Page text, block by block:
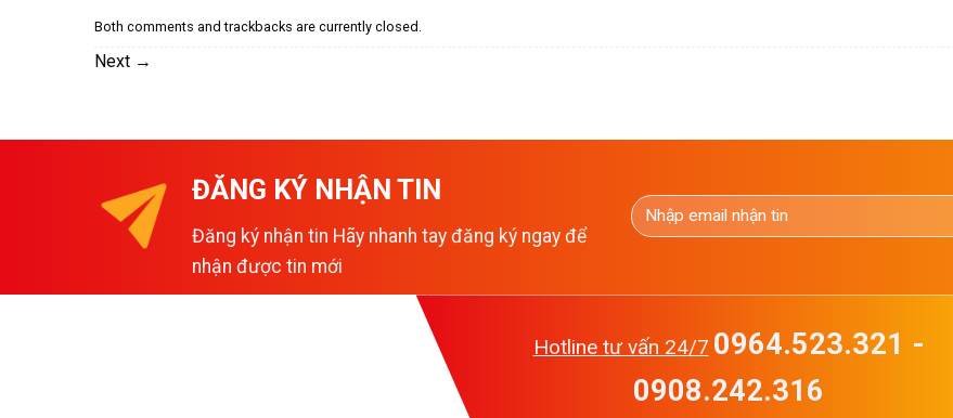
Both comments and trackbacks are currently closed.
Next →
ĐĂNG KÝ NHẬN TIN
Đăng ký nhận tin Hãy nhanh tay đăng ký ngay để
nhận được tin mới
Hotline tư vấn 24/7 0964.523.321 -
0908.242.316